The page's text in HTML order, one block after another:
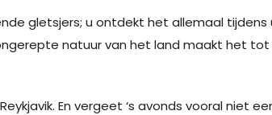
gletsjers; u ontdekt het allemaal tijdens
natuur van het land maakt het
En vergeet ‘s avonds vooral niet